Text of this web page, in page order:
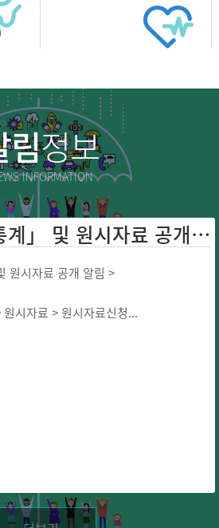
림정보
INFORMATION
2024 퇴원손상통계」 및 원시자료 공개 ...
원시자료 공개 알림 >
시자료 > 원시자료신청...